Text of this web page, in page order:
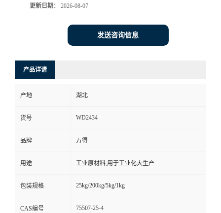
更新日期： 2026-08-07
发送咨询信息
产品详请
产地 湖北
货号 WD2434
品牌 万得
用途 工业原材料,用于工业化大生产
包装规格 25kg/200kg/5kg/1kg
CAS编号 75507-25-4